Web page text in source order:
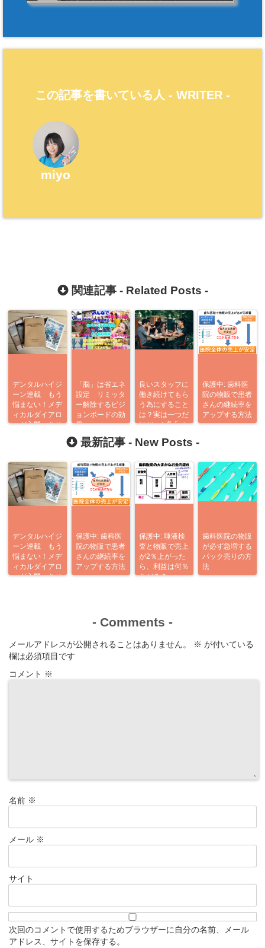
この記事を書いている人 - WRITER -
miyo
関連記事 - Related Posts -
デンタルハイジ
ーン連載 もう
悩まない！メデ
ィカルダイアロ
ーグ入門 あり
「脳」は省エネ
設定 リミッタ
ー解除するビジ
ョンボードの効
果
良いスタッフに
働き続けてもら
う為にすること
は？実は一つだ
けだった⁈「パ
ェクト」につい
るポイント5つ
保護中: 歯科医
院の物販で患者
さんの継続率を
アップする方法
最新記事 - New Posts -
デンタルハイジ
ーン連載 もう
悩まない！メデ
ィカルダイアロ
ーグ入門 あり
保護中: 歯科医
院の物販で患者
さんの継続率を
アップする方法
保護中: 唾液検
査と物販で売上
が2％上がった
ら、利益は何％
あがる？
歯科医院の物販
が必ず急増する
パック売りの方
法
- Comments -
メールアドレスが公開されることはありません。 ※ が付いている
欄は必須項目です
コメント ※
名前 ※
メール ※
サイト
次回のコメントで使用するためブラウザーに自分の名前、メール
アドレス、サイトを保存する。